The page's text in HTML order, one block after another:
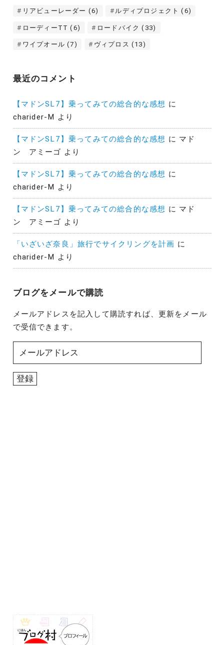
リアビューレーダー (6) ルディプロジェクト (6)
ローディーTT (6) ロードバイク (33)
ワイプオール (7) ヴィプロス (13)
最近のコメント
【マドンSL7】乗ってみての総合的な感想 に
charider-M
より
【マドンSL7】乗ってみての総合的な感想 に マド
ン アミーゴ より
【マドンSL7】乗ってみての総合的な感想 に
charider-M
より
【マドンSL7】乗ってみての総合的な感想 に マド
ン アミーゴ より
「いざいざ奈良」旅行でサイクリングを計画 に
charider-M
より
ブログをメールで購読
メールアドレスを記入して購読すれば、更新をメール
で受信できます。
ル
ア
登録